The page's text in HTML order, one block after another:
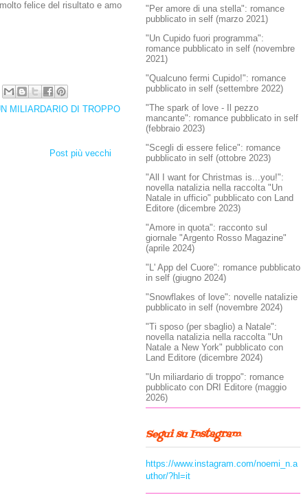
felice del risultato e amo
MILIARDARIO DI TROPPO
Post più vecchi
"Per amore di una stella": romance
pubblicato in self (marzo 2021)
"Un Cupido fuori programma":
romance pubblicato in self (novembre
2021)
"Qualcuno fermi Cupido!": romance
pubblicato in self (settembre 2022)
"The spark of love - Il pezzo
mancante": romance pubblicato in self
(febbraio 2023)
"Scegli di essere felice": romance
pubblicato in self (ottobre 2023)
"All I want for Christmas is...you!":
novella natalizia nella raccolta "Un
Natale in ufficio" pubblicato con Land
Editore (dicembre 2023)
"Amore in quota": racconto sul
giornale "Argento Rosso Magazine"
(aprile 2024)
"L' App del Cuore": romance pubblicato
in self (giugno 2024)
"Snowflakes of love": novelle natalizie
pubblicato in self (novembre 2024)
"Ti sposo (per sbaglio) a Natale":
novella natalizia nella raccolta "Un
Natale a New York" pubblicato con
Land Editore (dicembre 2024)
"Un miliardario di troppo": romance
pubblicato con DRI Editore (maggio
2026)
Segui su Instagram
https://www.instagram.com/noemi_n.a
uthor/?hl=it